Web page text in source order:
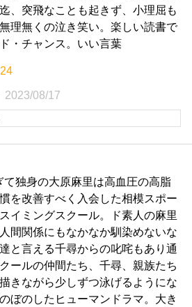
、突飛なことも起きず、小理屈も
理無くの泣き笑い。楽しい読書で
・チャンス。いい言葉
2023/08/17
て独身の大原麻里は高血圧の高脂
を改善すべく入会した相模スポー
イミングスクール。ド素人の麻里
間関係にもなかなか馴染めないな
と言える千尋からの叱咤もあり通
ールの仲間たち、千尋、親族たち
きながら少しずつ泳げるようにな
ぼのしたヒューマンドラマ。大き